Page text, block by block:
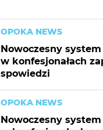
OPOKA NEWS
Nowoczesny system
w konfesjonałach
spowiedzi
OPOKA NEWS
Nowoczesny system